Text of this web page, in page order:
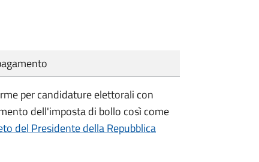
per candidature elettorali con
dell'imposta di bollo così come
del Presidente della Repubblica